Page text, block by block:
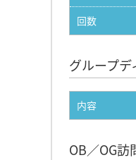
回数
グループ
内容
OB／OG訪